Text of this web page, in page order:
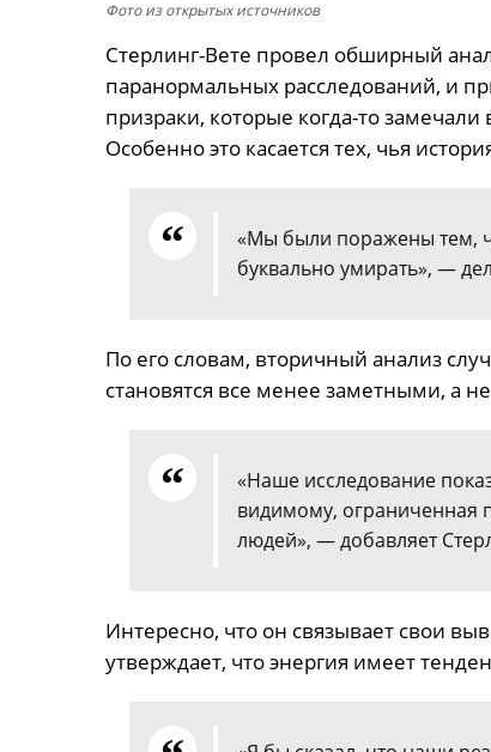
Фото из открытых источников
Стерлинг-Вете провел обширный
паранормальных расследований, и
призраки, которые когда-то
Особенно это касается тех, чья
«Мы были поражены тем,
буквально умирать», —
По его словам, вторичный анализ
становятся все менее заметными, а
«Наше исследование
видимому, ограниченная
людей», — добавляет
Интересно, что он связывает свои
утверждает, что энергия имеет